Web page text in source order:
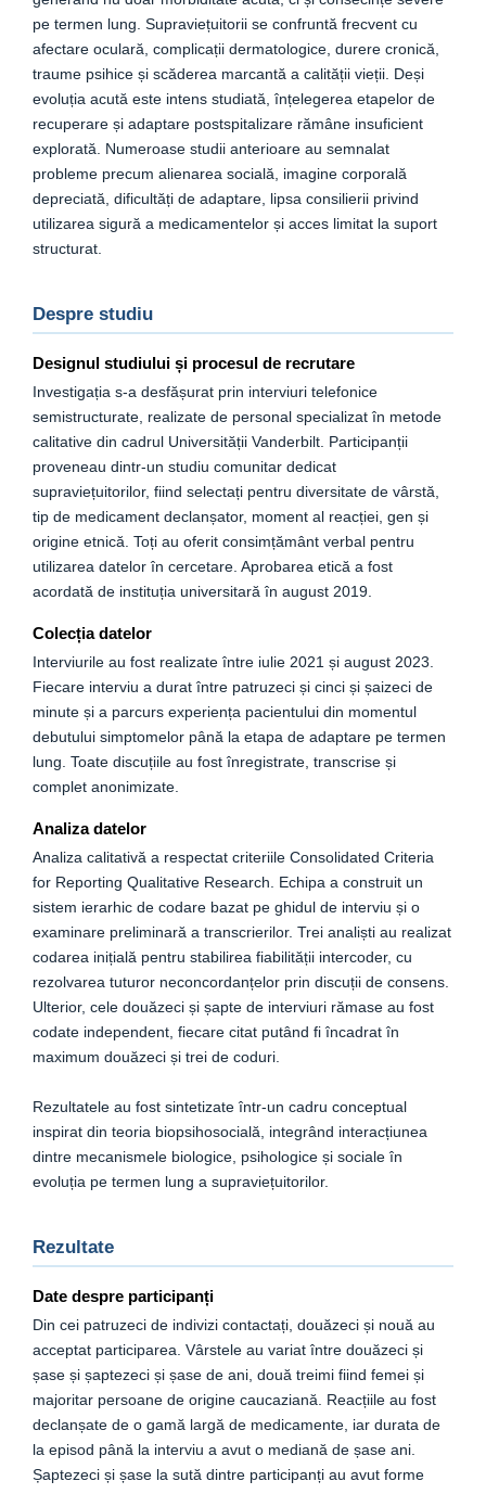
pe termen lung. Supraviețuitorii se confruntă frecvent cu
afectare oculară, complicații dermatologice, durere cronică,
traume psihice și scăderea marcantă a calității vieții. Deși
evoluția acută este intens studiată, înțelegerea etapelor de
recuperare și adaptare postspitalizare rămâne insuficient
explorată. Numeroase studii anterioare au semnalat
probleme precum alienarea socială, imagine corporală
depreciată, dificultăți de adaptare, lipsa consilierii privind
utilizarea sigură a medicamentelor și acces limitat la suport
structurat.
Despre studiu
Designul studiului și procesul de recrutare
Investigația s-a desfășurat prin interviuri telefonice
semistructurate, realizate de personal specializat în metode
calitative din cadrul Universității Vanderbilt. Participanții
proveneau dintr-un studiu comunitar dedicat
supraviețuitorilor, fiind selectați pentru diversitate de vârstă,
tip de medicament declanșator, moment al reacției, gen și
origine etnică. Toți au oferit consimțământ verbal pentru
utilizarea datelor în cercetare. Aprobarea etică a fost
acordată de instituția universitară în august 2019.
Colecția datelor
Interviurile au fost realizate între iulie 2021 și august 2023.
Fiecare interviu a durat între patruzeci și cinci și șaizeci de
minute și a parcurs experiența pacientului din momentul
debutului simptomelor până la etapa de adaptare pe termen
lung. Toate discuțiile au fost înregistrate, transcrise și
complet anonimizate.
Analiza datelor
Analiza calitativă a respectat criteriile Consolidated Criteria
for Reporting Qualitative Research. Echipa a construit un
sistem ierarhic de codare bazat pe ghidul de interviu și o
examinare preliminară a transcrierilor. Trei analiști au realizat
codarea inițială pentru stabilirea fiabilității intercoder, cu
rezolvarea tuturor neconcordanțelor prin discuții de consens.
Ulterior, cele douăzeci și șapte de interviuri rămase au fost
codate independent, fiecare citat putând fi încadrat în
maximum douăzeci și trei de coduri.
Rezultatele au fost sintetizate într-un cadru conceptual
inspirat din teoria biopsihosocială, integrând interacțiunea
dintre mecanismele biologice, psihologice și sociale în
evoluția pe termen lung a supraviețuitorilor.
Rezultate
Date despre participanți
Din cei patruzeci de indivizi contactați, douăzeci și nouă au
acceptat participarea. Vârstele au variat între douăzeci și
șase și șaptezeci și șase de ani, două treimi fiind femei și
majoritar persoane de origine caucaziană. Reacțiile au fost
declanșate de o gamă largă de medicamente, iar durata de
la episod până la interviu a avut o mediană de șase ani.
Șaptezeci și șase la sută dintre participanți au avut forme